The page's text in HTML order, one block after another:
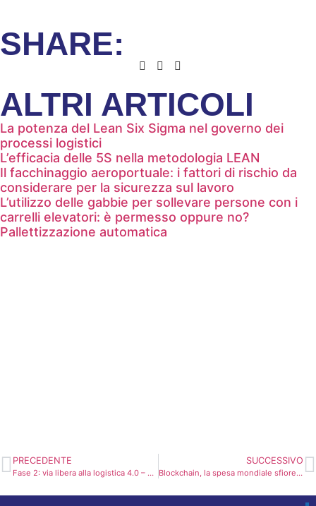
SHARE:
ALTRI ARTICOLI
La potenza del Lean Six Sigma nel governo dei
processi logistici
L’efficacia delle 5S nella metodologia LEAN
Il facchinaggio aeroportuale: i fattori di rischio da
considerare per la sicurezza sul lavoro
L’utilizzo delle gabbie per sollevare persone con i
carrelli elevatori: è permesso oppure no?
Pallettizzazione automatica
PRECEDENTE
Fase 2: via libera alla logistica 4.0 – L’emergenza accelera l’innovazione digitale
SUCCESSIVO
Blockchain, la spesa mondiale sfiorerà i 18 miliardi di dollari nel 2024